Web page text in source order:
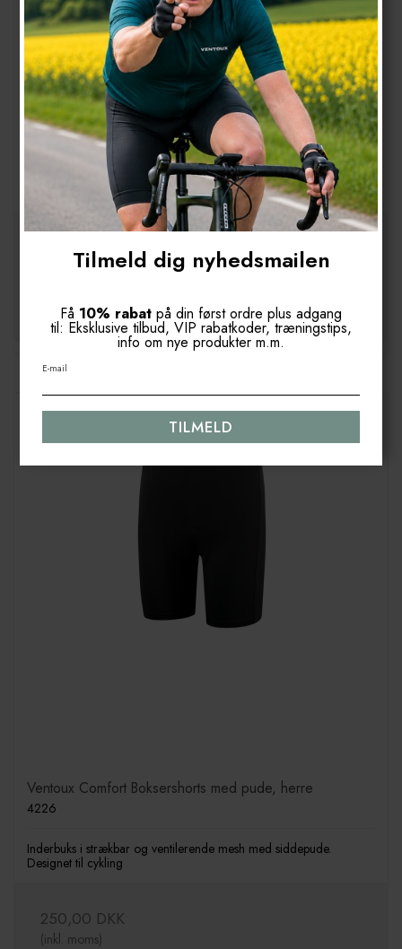
Ventoux Laser bib X cykelbukser, sort
Anatomisk og effektiv cykelbuks med laserskårne seler og
buksekanter. HP Paris top-level pude
900,00 DKK
(inkl. moms)
Ventoux Comfort Boksershorts med pude, herre
4226
Inderbuks i strækbar og ventilerende mesh med siddepude.
Designet til cykling
250,00 DKK
(inkl. moms)
Tilmeld dig nyhedsmailen
Få 10% rabat på din først ordre plus adgang
til: Eksklusive tilbud, VIP rabatkoder, træningstips,
info om nye produkter m.m.
E-mail